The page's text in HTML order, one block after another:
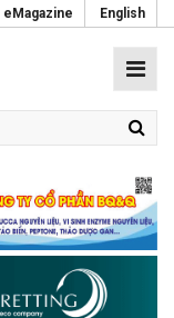
eMagazine English